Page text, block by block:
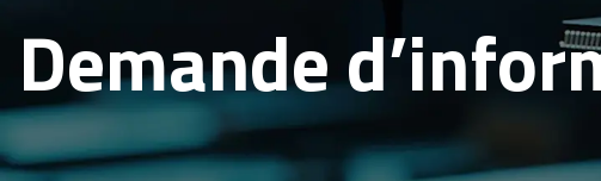
Demande